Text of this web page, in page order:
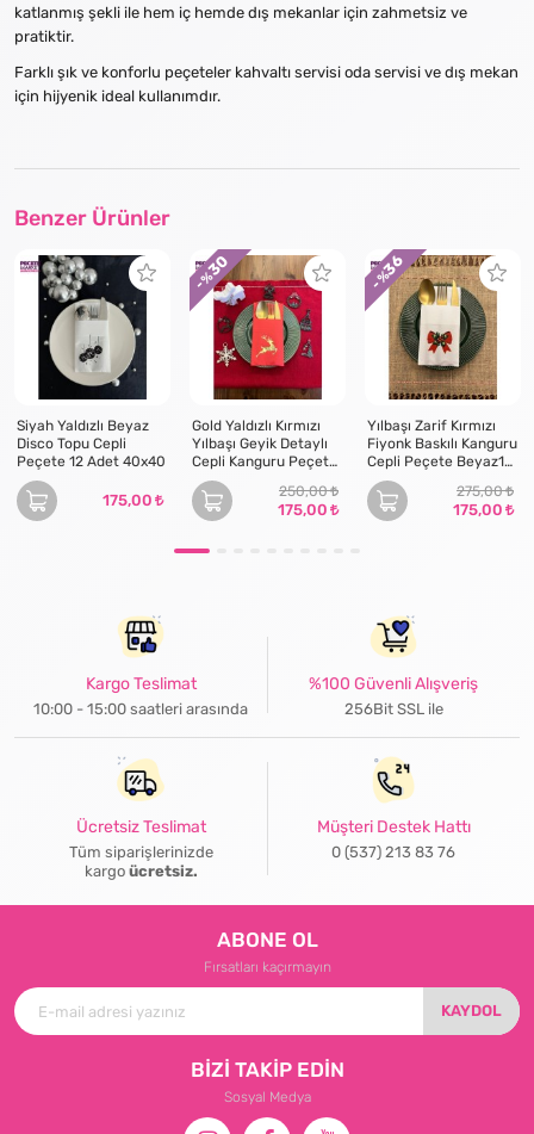
katlanmış şekli ile hem iç hemde dış mekanlar için zahmetsiz ve
pratiktir.
Farklı şık ve konforlu peçeteler kahvaltı servisi oda servisi ve dış mekan
için hijyenik ideal kullanımdır.
Benzer Ürünler
Siyah Yaldızlı Beyaz
Disco Topu Cepli
Peçete 12 Adet 40x40
175,00
Gold Yaldızlı Kırmızı
Yılbaşı Geyik Detaylı
Cepli Kanguru Peçete
12 Adet
250,00
175,00
- %
30
Yılbaşı Zarif Kırmızı
Fiyonk Baskılı Kanguru
Cepli Peçete Beyaz12
Adet
275,00
175,00
- %
36
Kargo Teslimat
10:00 - 15:00 saatleri arasında
%100 Güvenli Alışveriş
256Bit SSL ile
Ücretsiz Teslimat
Tüm siparişlerinizde
kargo ücretsiz.
Müşteri Destek Hattı
0 (537) 213 83 76
ABONE OL
Fırsatları kaçırmayın
KAYDOL
BİZİ TAKİP EDİN
Sosyal Medya